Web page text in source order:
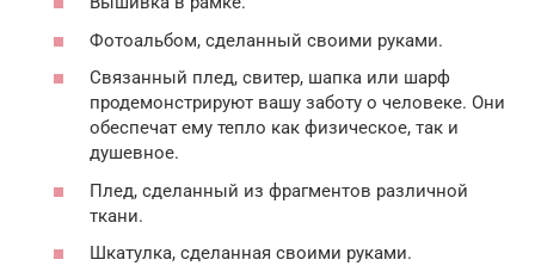
Фотоальбом, сделанный своими руками.
Связанный плед, свитер, шапка или шарф
продемонстрируют вашу заботу о человеке. Они
обеспечат ему тепло как физическое, так и
душевное.
Плед, сделанный из фрагментов различной
ткани.
Шкатулка, сделанная своими руками.